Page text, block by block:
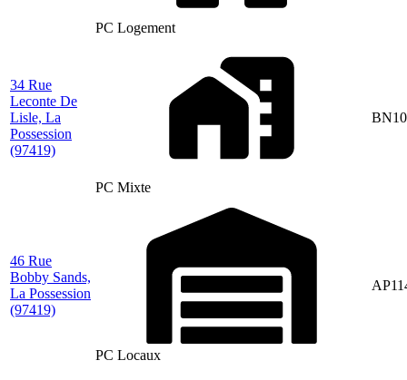
PC Logement
34 Rue
Leconte De
Lisle, La
Possession
(97419)
PC Mixte
46 Rue
Bobby Sands,
La Possession
(97419)
PC Locaux